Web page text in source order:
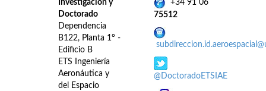
Investigación y
Doctorado
Dependencia
B122, Planta 1º -
Edificio B
ETS Ingeniería
Aeronáutica y
del Espacio
+34 91 06
75512
@DoctoradoETSIAE